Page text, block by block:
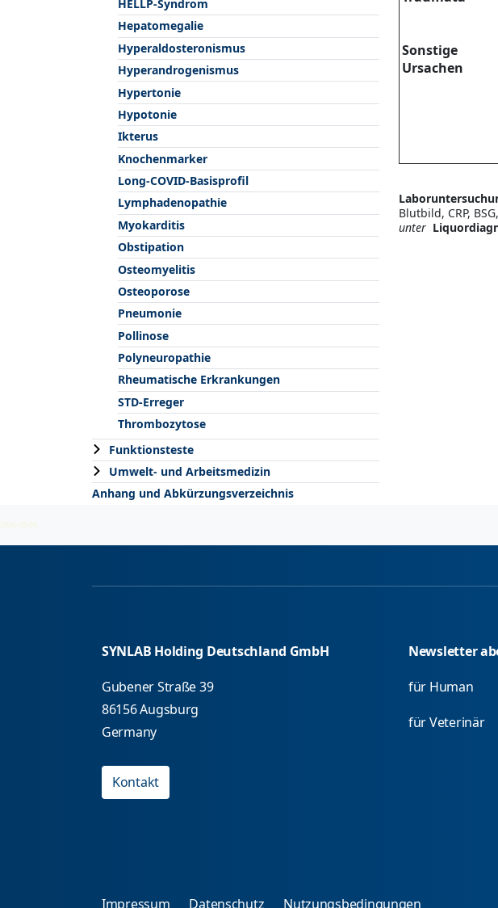
HELLP-Syndrom
Hepatomegalie
Hyperaldosteronismus
Hyperandrogenismus
Hypertonie
Hypotonie
Ikterus
Knochenmarker
Long-COVID-Basisprofil
Lymphadenopathie
Myokarditis
Obstipation
Osteomyelitis
Osteoporose
Pneumonie
Pollinose
Polyneuropathie
Rheumatische Erkrankungen
STD-Erreger
Thrombozytose
Funktionsteste
Umwelt- und Arbeitsmedizin
Anhang und Abkürzungsverzeichnis
Sonstige
Ursachen
Blutbild, CRP,
unter
2026-08-05
SYNLAB Holding Deutschland GmbH
Gubener Straße 39
86156 Augsburg
Germany
Kontakt
Newsletter
für Human
für Veterinär
Impressum Datenschutz Nutzungsbedingungen